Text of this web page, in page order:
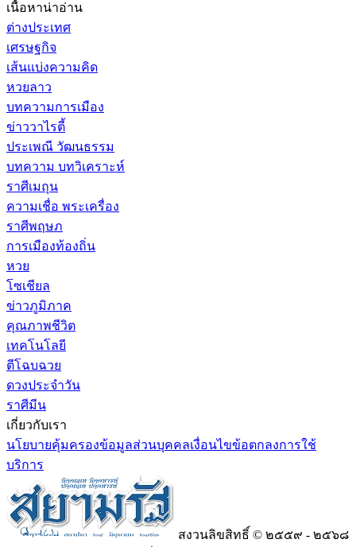
เนื้อหาน่าอ่าน
ต่างประเทศ
เศรษฐกิจ
เส้นแบ่งความคิด
หวยลาว
บทความการเมือง
ข่าววาไรตี้
ประเพณี วัฒนธรรม
บทความ บทวิเคราะห์
ราศีเมถุน
ความเชื่อ พระเครื่อง
ราศีพฤษภ
การเมืองท้องถิ่น
หวย
โซเชียล
ข่าวภูมิภาค
คุณภาพชีวิต
เทคโนโลยี
ตีโฉบฉวย
ดวงประจำวัน
ราศีมีน
เกี่ยวกับเรา
นโยบายคุ้มครองข้อมูลส่วนบุคคลเงื่อนไขข้อตกลงการใช้
บริการ
สงวนลิขสิทธิ์ © ๒๕๕๙ - ๒๕๖๘